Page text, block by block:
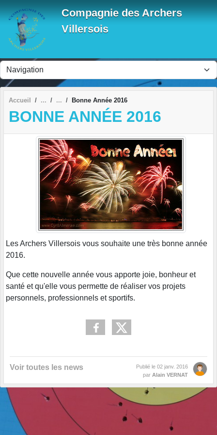
Compagnie des Archers
Villersois
Accueil Bonne Année 2016
BONNE ANNÉE 2016
Les Archers Villersois vous souhaite une très bonne année
2016.
Que cette nouvelle année vous apporte joie, bonheur et
santé et qu'elle vous permette de réaliser vos projets
personnels, professionnels et sportifs.
Voir toutes les news Publié le 02 janv. 2016
par Alain VERNAT